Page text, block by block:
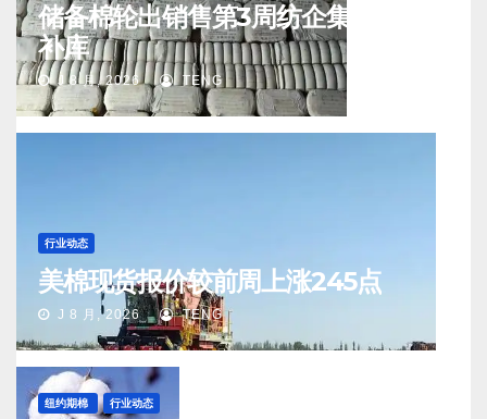
储备棉轮出销售第3周纺企集中入场
补库
J 8 月, 2026 TENG
行业动态
美棉现货报价较前周上涨245点
J 8 月, 2026 TENG
纽约期棉 行业动态